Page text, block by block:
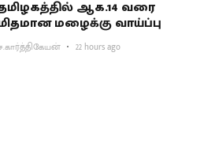
ஆக.14 வரை
மழைக்கு வாய்ப்பு
22 hours ago